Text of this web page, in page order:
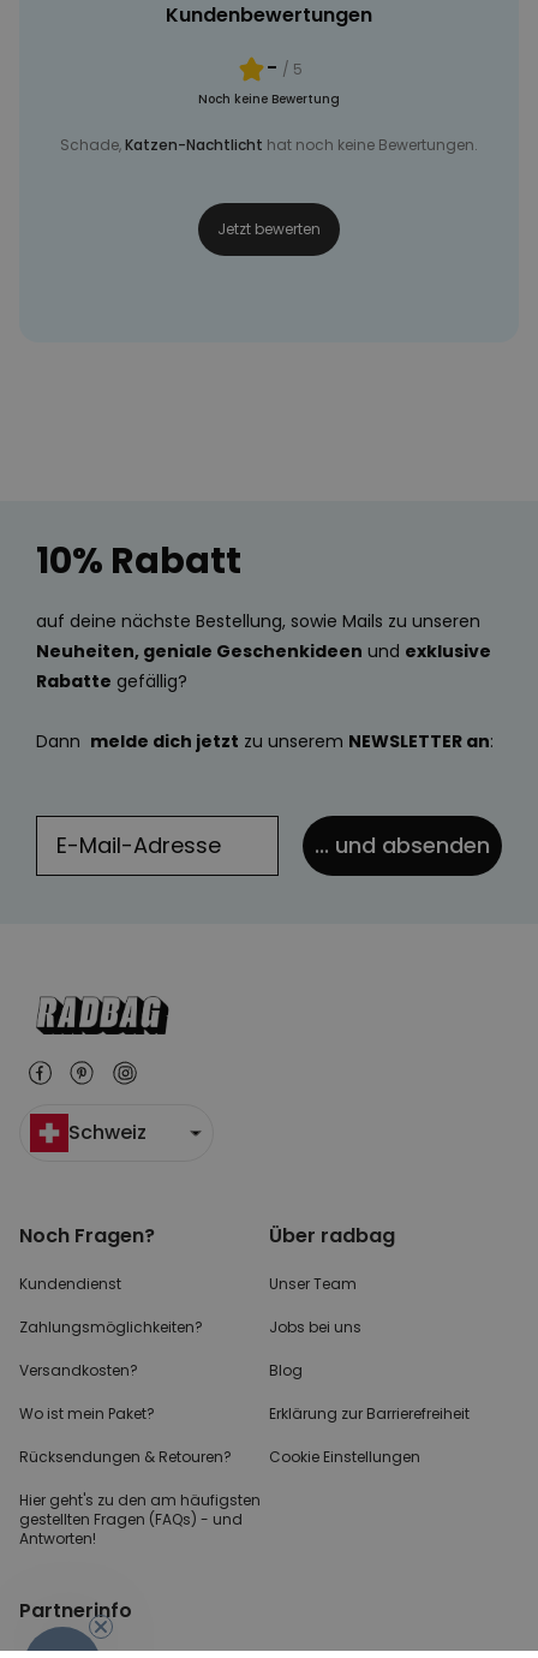
Kundenbewertungen
- / 5
Noch keine Bewertung
Schade,Katzen-Nachtlicht hat noch keine Bewertungen.
Jetzt bewerten
10% Rabatt
auf deine nächste Bestellung, sowie Mails zu unseren
Neuheiten, geniale Geschenkideen und exklusive
Rabatte gefällig?
Dann melde dich jetzt zu unserem NEWSLETTER an:
... und absenden
Schweiz
Noch Fragen?
Kundendienst
Zahlungsmöglichkeiten?
Versandkosten?
Wo ist mein Paket?
Rücksendungen & Retouren?
Hier geht's zu den am häufigsten
gestellten Fragen (FAQs) - und
Antworten!
Über radbag
Unser Team
Jobs bei uns
Blog
Erklärung zur Barrierefreiheit
Cookie Einstellungen
Partnerinfo